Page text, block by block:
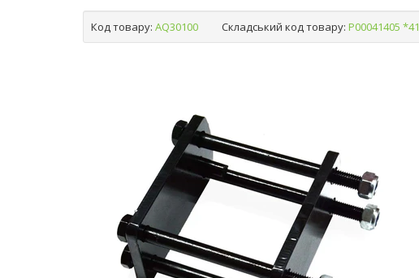
Код товару: AQ30100 Складський код товару: Р00041405